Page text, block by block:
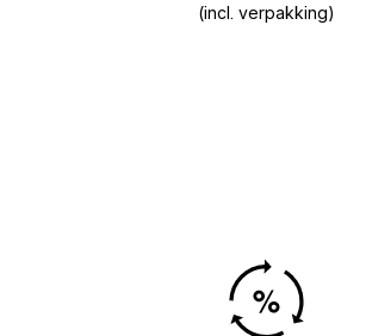
(incl. verpakking)